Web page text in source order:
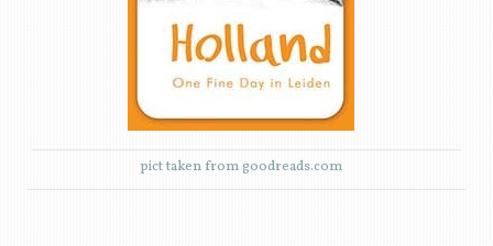
pict taken from goodreads.com